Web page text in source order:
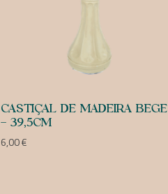
CASTIÇAL DE MADEIRA BEGE
– 39,5CM
6,00€